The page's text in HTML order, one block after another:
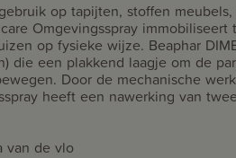
op tapijten, stoffen
Omgevingsspray
op fysieke wijze. Beaphar
die een plakkend laagje om de
Door de mechanische
heeft een nawerking van
van de vlo